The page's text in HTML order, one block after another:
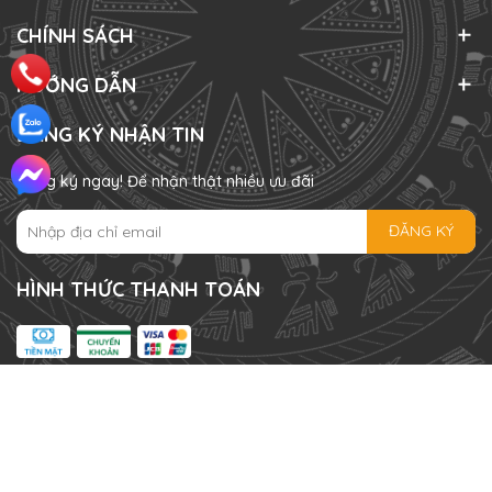
CHÍNH SÁCH
HƯỚNG DẪN
ĐĂNG KÝ NHẬN TIN
Đăng ký ngay! Để nhận thật nhiều ưu đãi
ĐĂNG KÝ
HÌNH THỨC THANH TOÁN